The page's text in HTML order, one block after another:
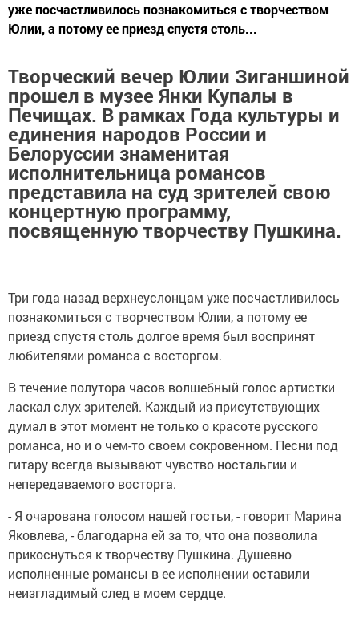
уже посчастливилось познакомиться с творчеством
Юлии, а потому ее приезд спустя столь...
Творческий вечер Юлии Зиганшиной
прошел в музее Янки Купалы в
Печищах. В рамках Года культуры и
единения народов России и
Белоруссии знаменитая
исполнительница романсов
представила на суд зрителей свою
концертную программу,
посвященную творчеству Пушкина.
Три года назад верхнеуслонцам уже посчастливилось
познакомиться с творчеством Юлии, а потому ее
приезд спустя столь долгое время был воспринят
любителями романса с восторгом.
В течение полутора часов волшебный голос артистки
ласкал слух зрителей. Каждый из присутствующих
думал в этот момент не только о красоте русского
романса, но и о чем-то своем сокровенном. Песни под
гитару всегда вызывают чувство ностальгии и
непередаваемого восторга.
- Я очарована голосом нашей гостьи, - говорит Марина
Яковлева, - благодарна ей за то, что она позволила
прикоснуться к творчеству Пушкина. Душевно
исполненные романсы в ее исполнении оставили
неизгладимый след в моем сердце.